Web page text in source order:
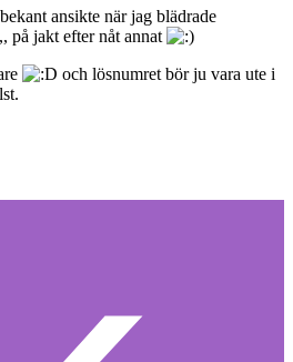
ansikte när jag blädrade
på jakt efter nåt annat
och lösnumret bör ju vara ute i